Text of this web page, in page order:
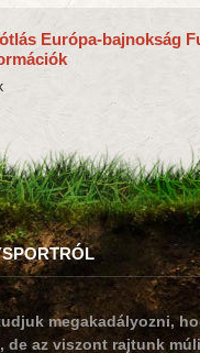
Európa-bajnokság
megakadályozni,
de az viszont rajtunk